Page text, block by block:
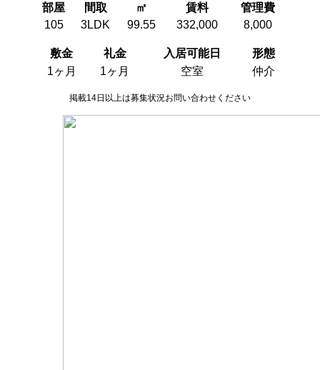
部屋 間取 ㎡ 賃料
管理費
105
3LDK 99.55 332,000 8,000
敷金 礼金 入居可能日
形態
1ヶ月
1ヶ月 空室 仲介
掲載14日以上は募集状況お問い合わせください